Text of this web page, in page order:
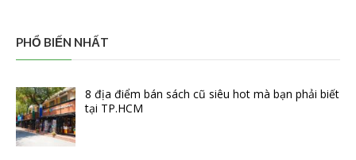
PHỔ BIẾN NHẤT
8 địa điểm bán sách cũ siêu hot mà bạn phải biết
tại TP.HCM